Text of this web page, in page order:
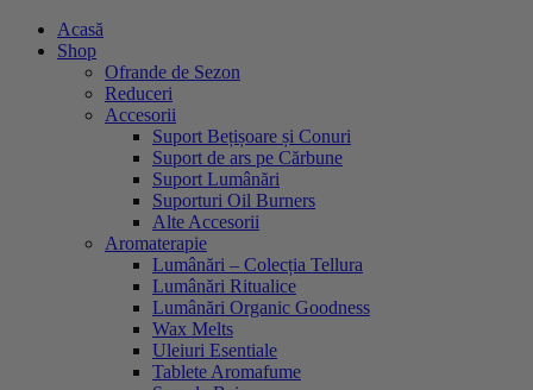
Acasă
Shop
Ofrande de Sezon
Reduceri
Accesorii
Suport Bețișoare și Conuri
Suport de ars pe Cărbune
Suport Lumânări
Suporturi Oil Burners
Alte Accesorii
Aromaterapie
Lumânări – Colecția Tellura
Lumânări Ritualice
Lumânări Organic Goodness
Wax Melts
Uleiuri Esentiale
Tablete Aromafume